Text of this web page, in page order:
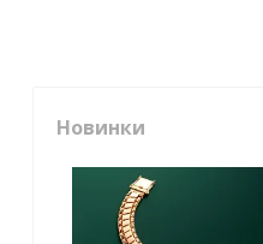
Новинки